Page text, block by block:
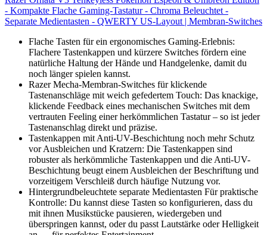
- Kompakte Flache Gaming-Tastatur - Chroma Beleuchtet -
Separate Medientasten - QWERTY US-Layout | Membran-Switches
Flache Tasten für ein ergonomisches Gaming-Erlebnis:
Flachere Tastenkappen und kürzere Switches fördern eine
natürliche Haltung der Hände und Handgelenke, damit du
noch länger spielen kannst.
Razer Mecha-Membran-Switches für klickende
Tastenanschläge mit weich gefedertem Touch: Das knackige,
klickende Feedback eines mechanischen Switches mit dem
vertrauten Feeling einer herkömmlichen Tastatur – so ist jeder
Tastenanschlag direkt und präzise.
Tastenkappen mit Anti-UV-Beschichtung noch mehr Schutz
vor Ausbleichen und Kratzern: Die Tastenkappen sind
robuster als herkömmliche Tastenkappen und die Anti-UV-
Beschichtung beugt einem Ausbleichen der Beschriftung und
vorzeitigem Verschleiß durch häufige Nutzung vor.
Hintergrundbeleuchtete separate Medientasten Für praktische
Kontrolle: Du kannst diese Tasten so konfigurieren, dass du
mit ihnen Musikstücke pausieren, wiedergeben und
überspringen kannst, oder du passt Lautstärke oder Helligkeit